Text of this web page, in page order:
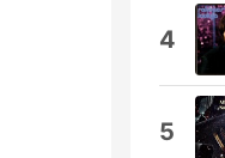
4
5